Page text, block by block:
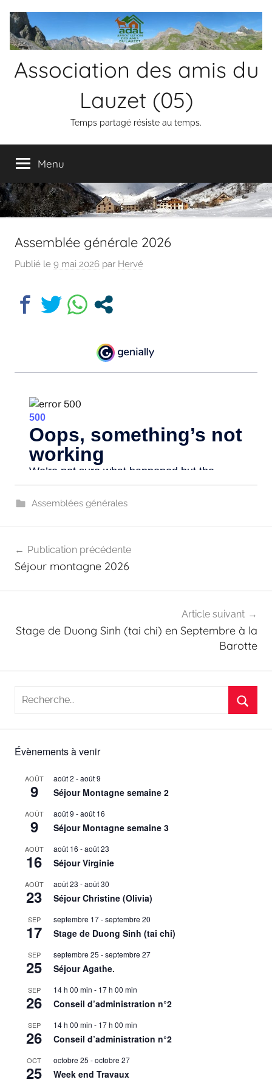
contenu
Association des amis du
Lauzet (05)
Temps partagé résiste au temps.
Menu
Assemblée générale 2026
Publié le 9 mai 2026 par Hervé
Assemblées générales
de
Publication précédente
Séjour montagne 2026
Article suivant
Stage de Duong Sinh (tai chi) en Septembre à la
Barotte
Recherche
Évènements à venir
AOÛT
9
août 2 -août 9
Séjour Montagne semaine 2
AOÛT
9
août 9 -août 16
Séjour Montagne semaine 3
AOÛT
16
août 16 -août 23
Séjour Virginie
AOÛT
23
août 23 -août 30
Séjour Christine (Olivia)
SEP
17
septembre 17-septembre 20
Stage de Duong Sinh (tai chi)
SEP
25
septembre 25 -septembre 27
Séjour Agathe.
SEP
26
14 h 00 min - 17 h 00 min
Conseil d’administration n°2
SEP
26
14 h 00 min - 17 h 00 min
Conseil d’administration n°2
OCT
25
octobre 25 -octobre 27
Week end Travaux